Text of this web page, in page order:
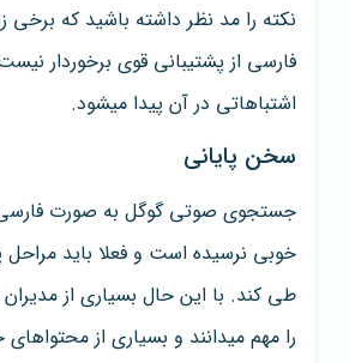
نکته را مد نظر داشته باشید که برخی
فارسی از پشتیبانی قوی برخوردار
اشتباهاتی در آن پیدا میشود.
سخن پایانی
جستجوی صوتی گوگل به صورت فارسی
خوبی نرسیده است و فعلا باید
طی کند. با این حال بسیاری از
را مهم میدانند و بسیاری از